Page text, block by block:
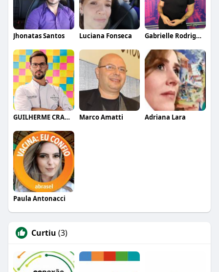
Jhonatas Santos Luciana Fonseca Gabrielle Rodrigues
GUILHERME CRAMER BALLE Marco Amatti Adriana Lara
Paula Antonacci
Curtiu (3)